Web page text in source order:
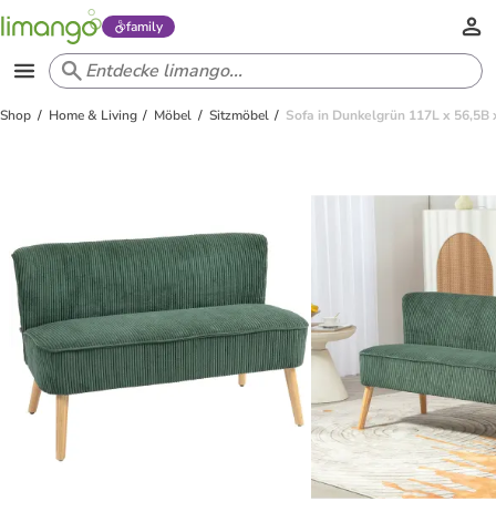
family
Shop Home & Living Möbel Sitzmöbel Sofa in Dunkelgrün 117L x 56,5B